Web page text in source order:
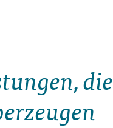
die